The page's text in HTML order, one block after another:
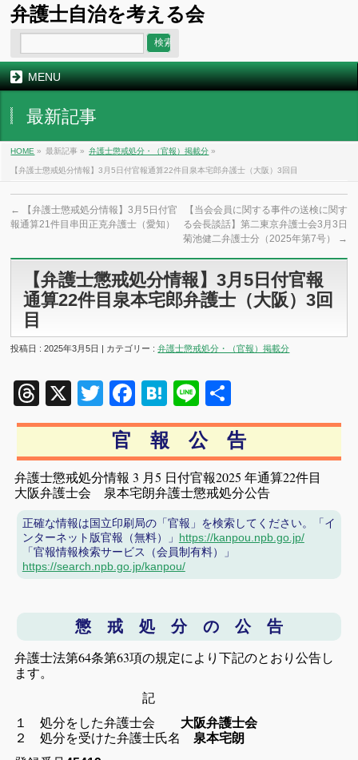
弁護士自治を考える会
MENU
最新記事
HOME » 最新記事 » 弁護士懲戒処分・（官報）掲載分 »
【弁護士懲戒処分情報】3月5日付官報通算22件目泉本宅郎弁護士（大阪）3回目
←
【弁護士懲戒処分情報】3月5日付官
報通算21件目串田正克弁護士（愛知）
【当会会員に関する事件の送検に関す
る会長談話】第二東京弁護士会3月3日
菊池健二弁護士分（2025年第7号）
→
【弁護士懲戒処分情報】3月5日付官報
通算22件目泉本宅郎弁護士（大阪）3回
目
投稿日 : 2025年3月5日 | カテゴリー :弁護士懲戒処分・（官報）掲載分
Threads
X TwitterFacebook
Hatena
Line
有
官 報 公 告
弁護士懲戒処分情報 3 月5 日付官報2025 年通算22件目
大阪弁護士会 泉本宅朗弁護士懲戒処分公告
正確な情報は国立印刷局の「官報」を検索してください。「イ
ンターネット版官報（無料）」 https://kanpou.npb.go.jp/
「官報情報検索サービス（会員制有料）」
https://search.npb.go.jp/kanpou/
懲 戒 処 分 の 公 告
弁護士法第64条第63項の規定により下記のとおり公告し
ます。
記
１ 処分をした弁護士会
大阪弁護士会
２ 処分を受けた弁護士氏名 泉本宅朗